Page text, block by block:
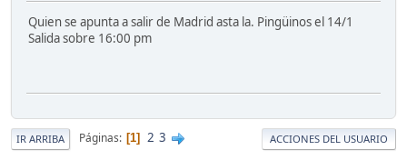
Quien se apunta a salir de Madrid asta la. Pingüinos el 14/1
Salida sobre 16:00 pm
IR ARRIBA Páginas 1 2 3 ACCIONES DEL USUARIO